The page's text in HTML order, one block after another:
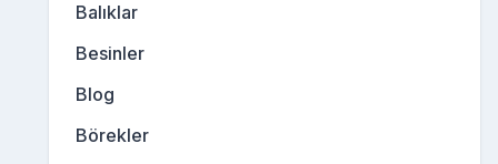
Balıklar
Besinler
Blog
Börekler